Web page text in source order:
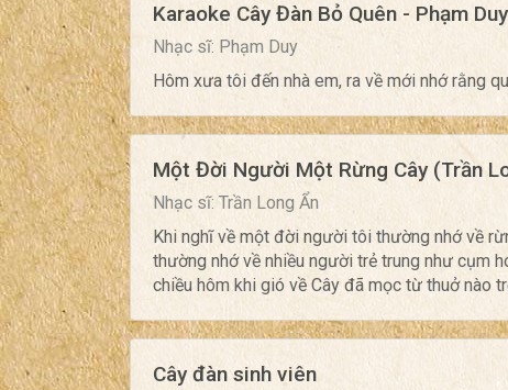
Karaoke Cây Đàn Bỏ Quên - Phạm Duy
Nhạc sĩ: Phạm Duy
Hôm xưa tôi đến nhà em, ra về mới nhớ rằng
Một Đời Người Một Rừng Cây (Trần
Nhạc sĩ: Trần Long Ẩn
Khi nghĩ về một đời người tôi thường nhớ về
thường nhớ về nhiều người trẻ trung như cụm
chiều hôm khi gió về Cây đã mọc từ thuở nào
Cây đàn sinh viên